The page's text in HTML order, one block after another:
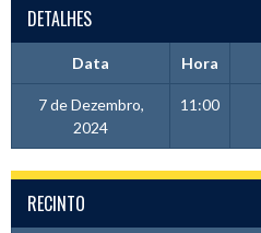
DETALHES
Data Hora
7 de Dezembro,
2024
11:00
RECINTO